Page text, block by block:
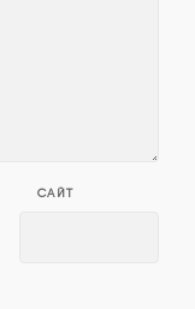
САЙТ